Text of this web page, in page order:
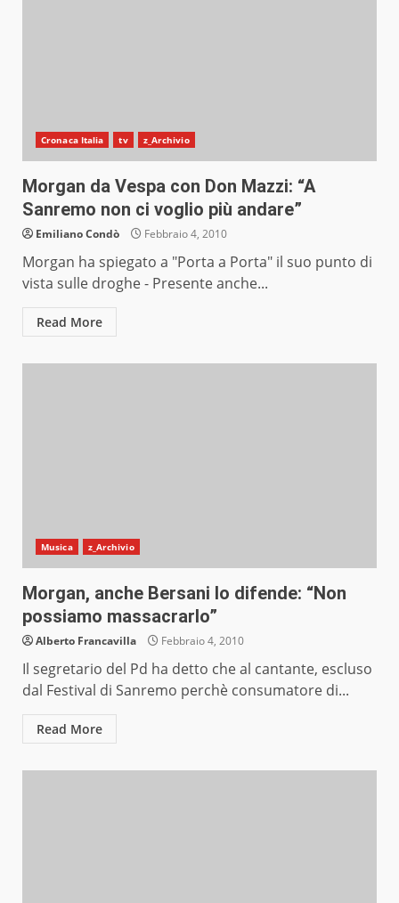
Cronaca Italia tv z_Archivio
Morgan da Vespa con Don Mazzi: “A
Sanremo non ci voglio più andare”
Emiliano Condò Febbraio 4, 2010
Morgan ha spiegato a "Porta a Porta" il suo punto di
vista sulle droghe - Presente anche...
Read More
Musica z_Archivio
Morgan, anche Bersani lo difende: “Non
possiamo massacrarlo”
Alberto Francavilla Febbraio 4, 2010
Il segretario del Pd ha detto che al cantante, escluso
dal Festival di Sanremo perchè consumatore di...
Read More